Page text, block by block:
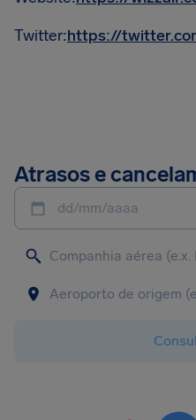
Twitter:https://
Atrasos e
dd/mm/aaaa